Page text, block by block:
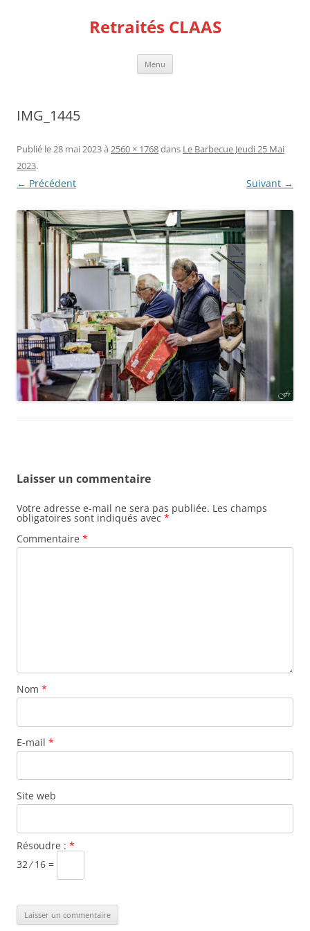
Retraités CLAAS
Menu
IMG_1445
Publié le28 mai 2023à 2560 × 1768dans Le Barbecue Jeudi 25 Mai
2023.
← Précédent Suivant →
Laisser un commentaire
Votre adresse e-mail ne sera pas publiée. Les champs
obligatoires sont indiqués avec *
Commentaire *
Nom *
E-mail *
Site web
Résoudre : *
32 ⁄ 16 =